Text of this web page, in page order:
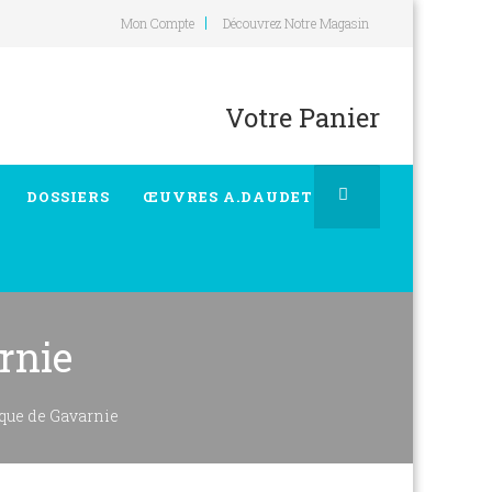
Mon Compte Découvrez Notre Magasin
Votre Panier
DOSSIERS ŒUVRES A.DAUDET
de Gavarnie